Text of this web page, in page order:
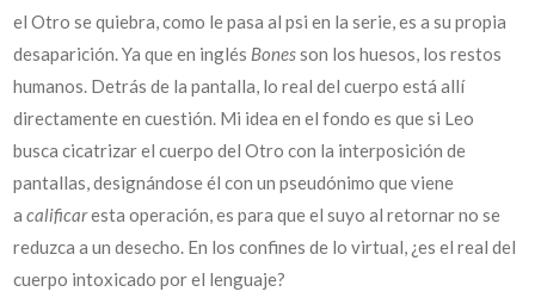
el Otro se quiebra, como le pasa al psi en la serie, es a su propia
desaparición. Ya que en inglés Bonesson los huesos, los restos
humanos. Detrás de la pantalla, lo real del cuerpo está allí
directamente en cuestión. Mi idea en el fondo es que si Leo
busca cicatrizar el cuerpo del Otro con la interposición de
pantallas, designándose él con un pseudónimo que viene
acalificaresta operación, es para que el suyo al retornar no se
reduzca a un desecho. En los confines de lo virtual, ¿es el real del
cuerpo intoxicado por el lenguaje?